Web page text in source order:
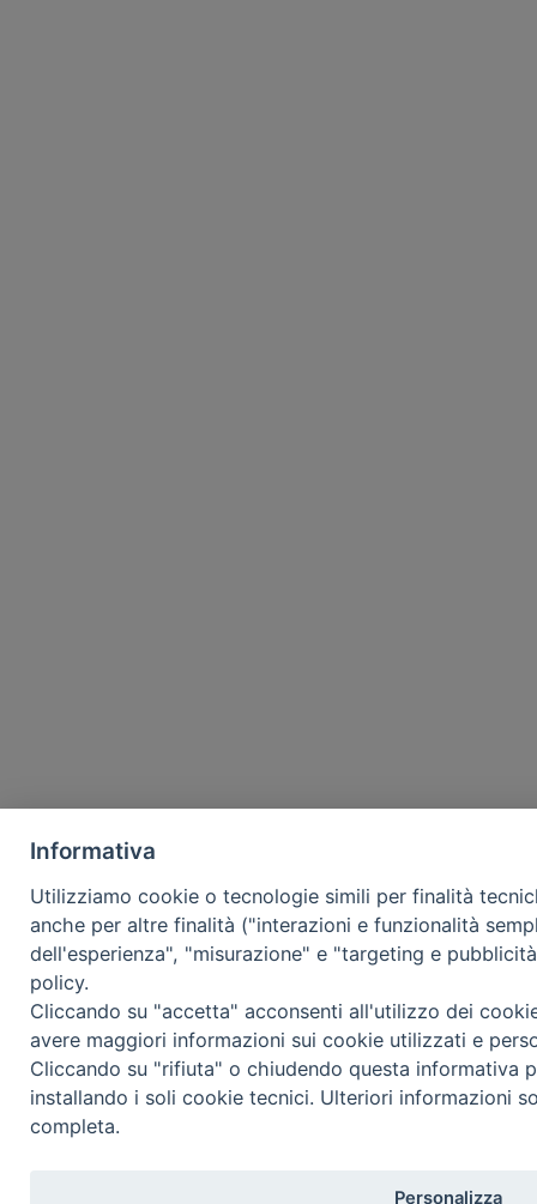
Informativa
Utilizziamo cookie o tecnologie simili per finalità
anche per altre finalità ("interazioni e funzionalità
dell'esperienza", "misurazione" e "targeting e
policy.
Cliccando su "accetta" acconsenti all'utilizzo dei
avere maggiori informazioni sui cookie utilizzati e
Cliccando su "rifiuta" o chiudendo questa informativa
installando i soli cookie tecnici. Ulteriori informazioni
completa.
Personalizza